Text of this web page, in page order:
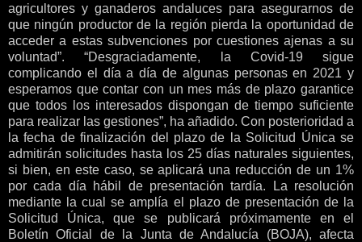
agricultores y ganaderos andaluces para asegurarnos de
que ningún productor de la región pierda la oportunidad de
acceder a estas subvenciones por cuestiones ajenas a su
voluntad”. “Desgraciadamente, la Covid-19 sigue
complicando el día a día de algunas personas en 2021 y
esperamos que contar con un mes más de plazo garantice
que todos los interesados dispongan de tiempo suficiente
para realizar las gestiones”, ha añadido. Con posterioridad a
la fecha de finalización del plazo de la Solicitud Única se
admitirán solicitudes hasta los 25 días naturales siguientes,
si bien, en este caso, se aplicará una reducción de un 1%
por cada día hábil de presentación tardía. La resolución
mediante la cual se amplía el plazo de presentación de la
Solicitud Única, que se publicará próximamente en el
Boletín Oficial de la Junta de Andalucía (BOJA), afecta